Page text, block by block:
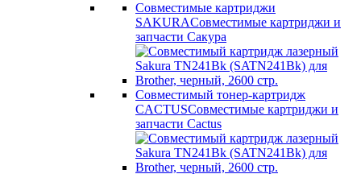
Совместимые картриджи
SAKURAСовместимые картриджи и
запчасти Сакура
Совместимый тонер-картридж
CACTUSСовместимые картриджи и
запчасти Cactus